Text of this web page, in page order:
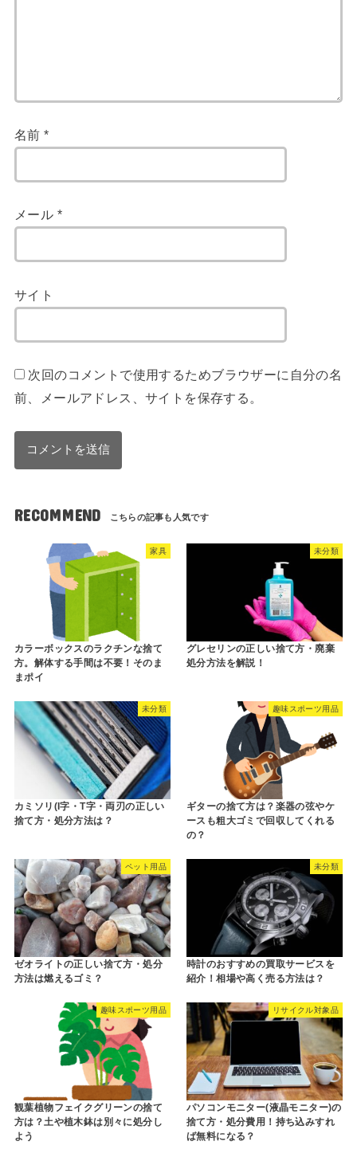
名前*
メール *
サイト
次回のコメントで使用するためブラウザーに自分の名
前、メールアドレス、サイトを保存する。
RECOMMEND
家具
カラーボックスのラクチンな捨て
方。解体する手間は不要！そのま
まポイ
未分類
グレセリンの正しい捨て方・廃棄
処分方法を解説！
未分類
カミソリ(I字・T字・両刃の正しい
捨て方・処分方法は？
趣味スポーツ用品
ギターの捨て方は？楽器の弦やケ
ースも粗大ゴミで回収してくれる
の？
ペット用品
ゼオライトの正しい捨て方・処分
方法は燃えるゴミ？
未分類
時計のおすすめの買取サービスを
紹介！相場や高く売る方法は？
趣味スポーツ用品
観葉植物フェイクグリーンの捨て
方は？土や植木鉢は別々に処分し
よう
リサイクル対象品
パソコンモニター(液晶モニター)の
捨て方・処分費用！持ち込みすれ
ば無料になる？